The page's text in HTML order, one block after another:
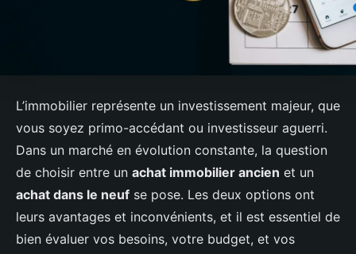
L’immobilier représente un investissement majeur, que
vous soyez primo-accédant ou investisseur aguerri.
Dans un marché en évolution constante, la question
de choisir entre un achat immobilier ancien et un
achat dans le neuf se pose. Les deux options ont
leurs avantages et inconvénients, et il est essentiel de
bien évaluer vos besoins, votre budget, et vos